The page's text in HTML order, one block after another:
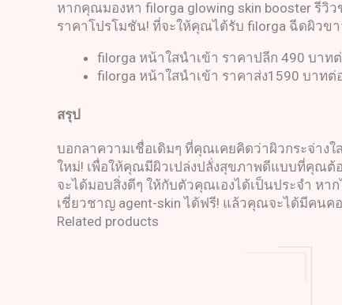
หากคุณมองหา filorga glowing skin booster รีวิ
ราคาโปรโมชัน! ที่จะให้คุณได้รับ filorga ฉีดผิวขา
filorga หน้าใสนำเข้า ราคาปลีก 490 บาท
filorga หน้าใสนำเข้า ราคาส่ง1590 บาทต่
สรุป
บอกลาความเชื่อเดิมๆ ที่คุณเคยคิดว่าผิวกระจ่าง
ใหม่! เพื่อให้คุณมีผิวเปล่งปลั่งสุขภาพดีแบบที่คุณต้
จะได้มอบสิ่งดีๆ ให้กับตัวคุณเองได้เป็นประจำ ห
เชี่ยวชาญ agent-skin ได้ฟรี! แล้วคุณจะได้มีคน
Related products